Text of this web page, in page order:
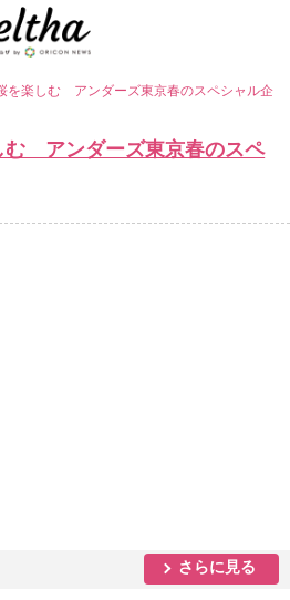
を楽しむ アンダーズ東京春のスペシャル企
む アンダーズ東京春のスペ
さらに見る